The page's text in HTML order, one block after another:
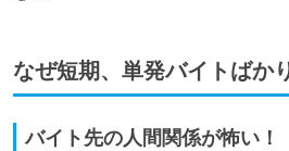
なぜ短期、単発バイトばか
バイト先の人間関係が怖い！